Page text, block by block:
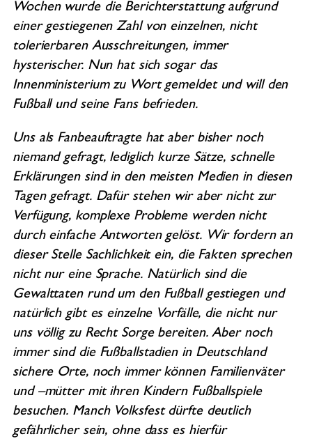
Wochen wurde die Berichterstattung aufgrund
einer gestiegenen Zahl von einzelnen, nicht
tolerierbaren Ausschreitungen, immer
hysterischer. Nun hat sich sogar das
Innenministerium zu Wort gemeldet und will den
Fußball und seine Fans befrieden.
Uns als Fanbeauftragte hat aber bisher noch
niemand gefragt, lediglich kurze Sätze, schnelle
Erklärungen sind in den meisten Medien in diesen
Tagen gefragt. Dafür stehen wir aber nicht zur
Verfügung, komplexe Probleme werden nicht
durch einfache Antworten gelöst. Wir fordern an
dieser Stelle Sachlichkeit ein, die Fakten sprechen
nicht nur eine Sprache. Natürlich sind die
Gewalttaten rund um den Fußball gestiegen und
natürlich gibt es einzelne Vorfälle, die nicht nur
uns völlig zu Recht Sorge bereiten. Aber noch
immer sind die Fußballstadien in Deutschland
sichere Orte, noch immer können Familienväter
und –mütter mit ihren Kindern Fußballspiele
besuchen. Manch Volksfest dürfte deutlich
gefährlicher sein, ohne dass es hierfür